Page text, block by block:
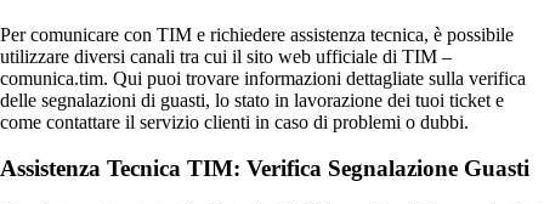
Per comunicare con TIM e richiedere assistenza tecnica, è possibile
utilizzare diversi canali tra cui il sito web ufficiale di TIM –
comunica.tim. Qui puoi trovare informazioni dettagliate sulla verifica
delle segnalazioni di guasti, lo stato in lavorazione dei tuoi ticket e
come contattare il servizio clienti in caso di problemi o dubbi.
Assistenza Tecnica TIM: Verifica Segnalazione Guasti